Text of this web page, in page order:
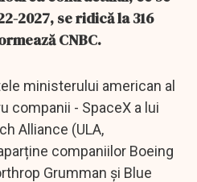
2027, se ridică la 316
CNBC.
ministerului american al
companii - SpaceX a lui
Alliance (ULA,
companiilor Boeing
Grumman și Blue